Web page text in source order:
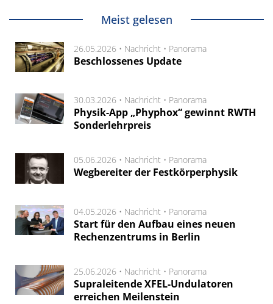
Meist gelesen
26.05.2026 • Nachricht • Panorama
Beschlossenes Update
30.03.2026 • Nachricht • Panorama
Physik-App „Phyphox“ gewinnt RWTH
Sonderlehrpreis
05.06.2026 • Nachricht • Panorama
Wegbereiter der Festkörperphysik
04.05.2026 • Nachricht • Panorama
Start für den Aufbau eines neuen
Rechenzentrums in Berlin
25.06.2026 • Nachricht • Panorama
Supraleitende XFEL-Undulatoren
erreichen Meilenstein